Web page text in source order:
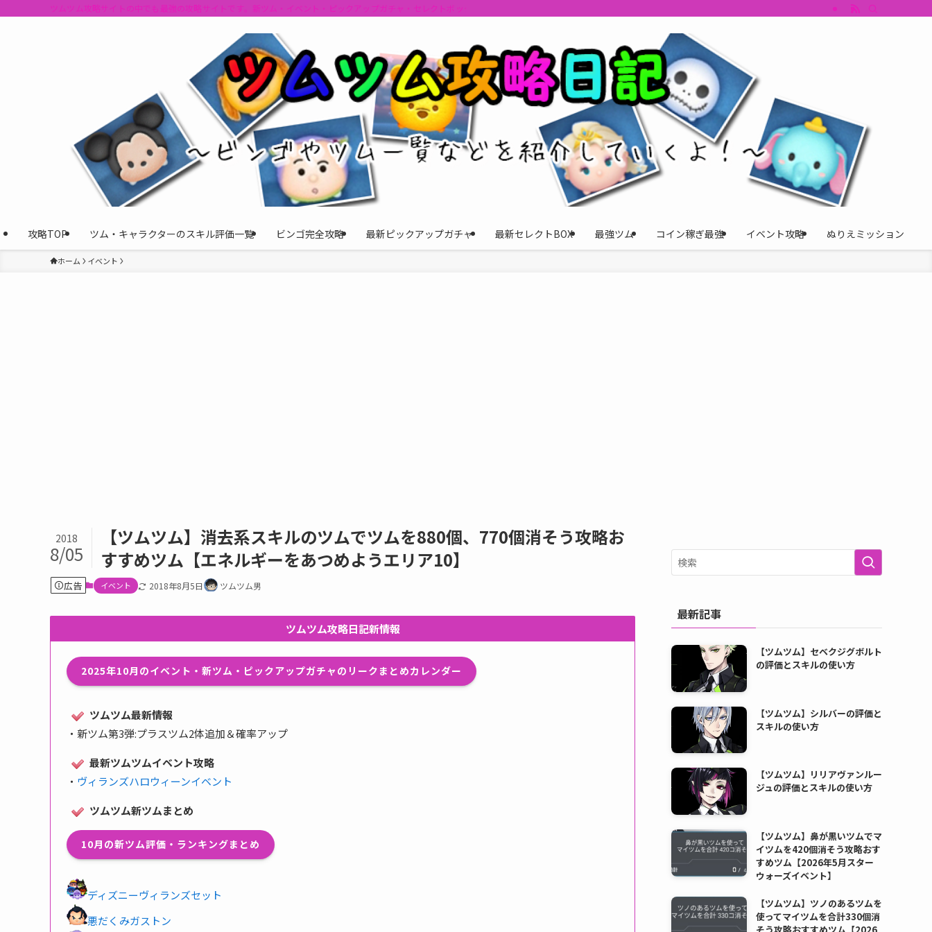
ツムツム攻略サイトの中でも最強の攻略サイトです。新ツム・イベント・ピックアップガチャ・セレクトボックスの情報を最速で提供しビンゴのおすすめツム・キャラ評価も丁寧に解説。ツムツムイベント、ツムツム攻略、ツムツ
攻略TOP ツム・キャラクターのスキル評価一覧 ビンゴ完全攻略 最新ピックアップガチャ 最新セレクトBOX 最強ツム コイン稼ぎ最強 イベント攻略 ぬりえミッション
ホーム イベント
【ツムツム】消去系スキルのツムでツムを880個、770個消そう攻略お
すすめツム【エネルギーをあつめようエリア10】
2018
8/05
広告 イベント 2018年8月5日 ツムツム男
ツムツム攻略日記新情報
2025年10月のイベント・新ツム・ピックアップガチャのリークまとめカレンダー
ツムツム最新情報
・ 新ツム第3弾:プラスツム2体追加＆確率アップ
最新ツムツムイベント攻略
・ ヴィランズハロウィーンイベント
ツムツム新ツムまとめ
10月の新ツム評価・ランキングまとめ
ディズニーヴィランズセット
悪だくみガストン
最新記事
【ツムツム】セベクジグボルト
の評価とスキルの使い方
【ツムツム】シルバーの評価と
スキルの使い方
【ツムツム】リリアヴァンルー
ジュの評価とスキルの使い方
【ツムツム】鼻が黒いツムでマ
イツムを420個消そう攻略おす
すめツム【2026年5月スター
ウォーズイベント】
【ツムツム】ツノのあるツムを
使ってマイツムを合計330個消